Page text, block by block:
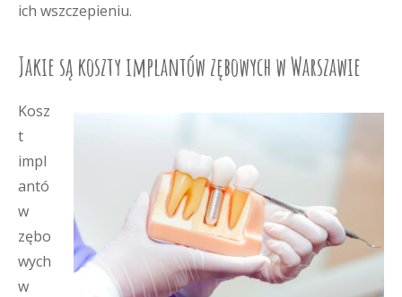
ich wszczepieniu.
Jakie są koszty implantów zębowych w Warszawie
Kosz
t
impl
antó
w
zębo
wych
w